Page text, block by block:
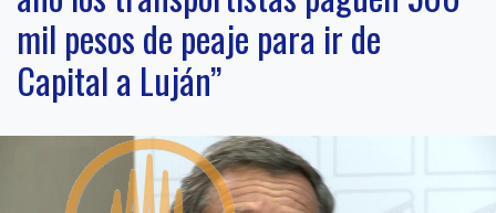
mil pesos de peaje para ir de
Capital a Luján”